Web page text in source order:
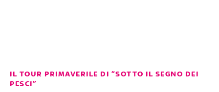
IL TOUR PRIMAVERILE DI “SOTTO IL SEGNO DEI
PESCI”